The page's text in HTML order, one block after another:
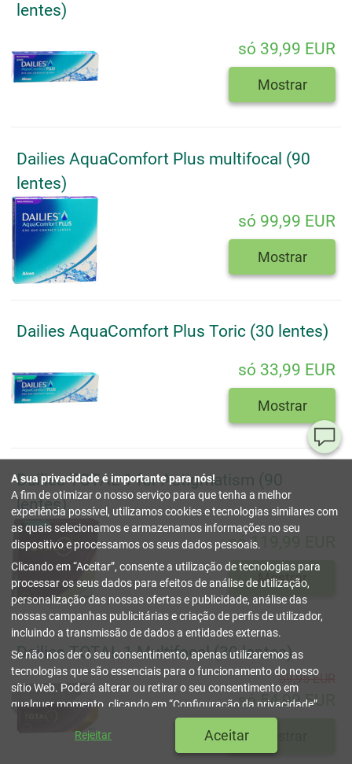
lentes)
só 39,99 EUR
Mostrar
Dailies AquaComfort Plus multifocal (90
lentes)
só 99,99 EUR
Mostrar
Dailies AquaComfort Plus Toric (30 lentes)
só 33,99 EUR
Mostrar
Dailies TOTAL 1 for Astigmatism (90
lentes)
só 119,99 EUR
Mostrar
Dailies TOTAL 1 Multifocal (30 lentes)
59,95 EUR
só 54,99 EUR
A sua privacidade é importante para nós!
A fim de otimizar o nosso serviço para que tenha a melhor
experiência possível, utilizamos cookies e tecnologias similares com
as quais selecionamos e armazenamos informações no seu
dispositivo e processamos os seus dados pessoais.
Clicando em Aceitar , consente a utilização de tecnologias para
processar os seus dados para efeitos de análise de utilização,
personalização das nossas ofertas e publicidade, análise das
nossas campanhas publicitárias e criação de perfis de utilizador,
incluindo a transmissão de dados a entidades externas.
Se não nos der o seu consentimento, apenas utilizaremos as
tecnologias que são essenciais para o funcionamento do nosso
sítio Web. Poderá alterar ou retirar o seu consentimento em
qualquer momento, clicando em Configuração da privacidade
Pode encontrar mais informações na nossaPolítica de privacidade
Rejeitar Aceitar
ou